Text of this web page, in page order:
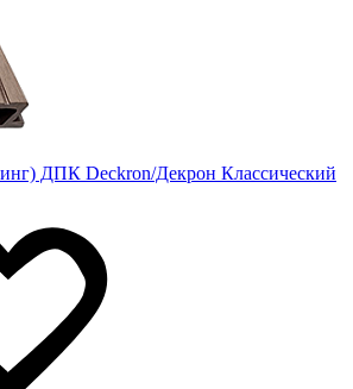
ДПК Deckron/Декрон Классический